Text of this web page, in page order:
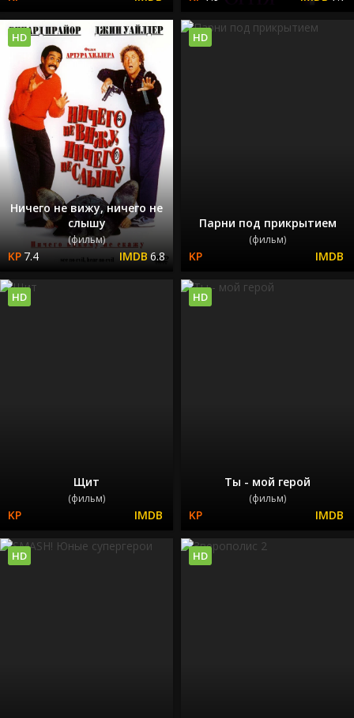
Ничего не вижу, ничего не
слышу
(фильм)
7.4 6.8
HD
Парни под прикрытием
(фильм)
HD
Щит
(фильм)
HD
Ты - мой герой
(фильм)
HD
HD HD